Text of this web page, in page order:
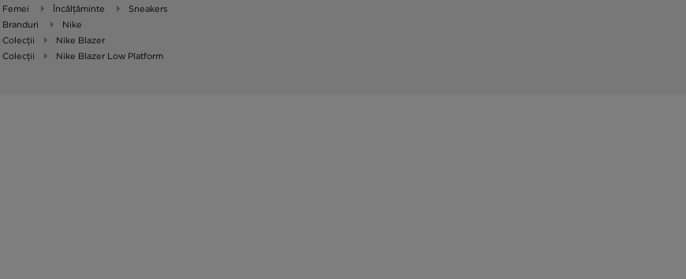
Femei Încălțăminte
Sneakers
Branduri
Nike
Colecții
Nike Blazer
Colecții
Nike Blazer Low Platform